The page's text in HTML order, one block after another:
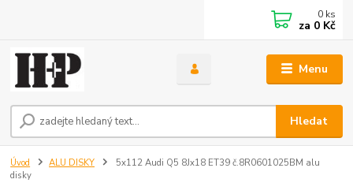
Menu
Hledat
0 ks
za 0 Kč
Úvod ALU DISKY
5x112 Audi Q5 8Jx18 ET39 č.8R0601025BM alu
disky